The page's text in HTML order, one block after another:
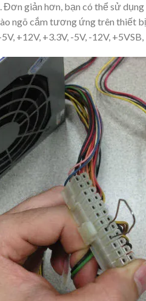
giản hơn, bạn có thể sử
ngõ cắm tương ứng trên thiết
+12V, +3.3V, -5V, -12V,